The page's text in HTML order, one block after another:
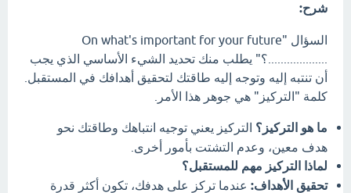
شرح:
السؤال "On what's important for your future
...................؟" يطلب منك تحديد الشيء الأساسي الذي يجب
أن تنتبه إليه وتوجه إليه طاقتك لتحقيق أهدافك في المستقبل.
كلمة "التركيز" هي جوهر هذا الأمر.
ما هو التركيز؟ التركيز يعني توجيه انتباهك وطاقتك نحو
هدف معين، وعدم التشتت بأمور أخرى.
لماذا التركيز مهم للمستقبل؟
تحقيق الأهداف: عندما تركز على هدفك، تكون أكثر قدرة